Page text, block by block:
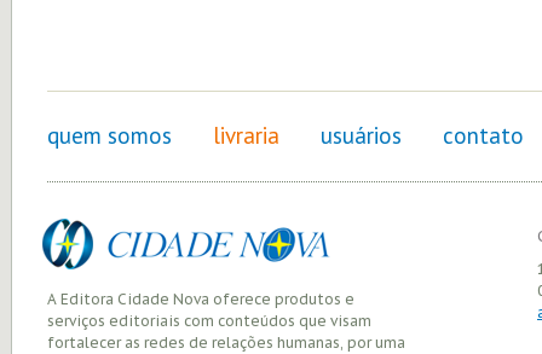
quem somos livraria usuários contato
A Editora Cidade Nova oferece produtos e
serviços editoriais com conteúdos que visam
fortalecer as redes de relações humanas, por uma